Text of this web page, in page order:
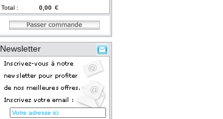
Total : €
Newsletter